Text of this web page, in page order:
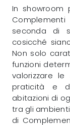
In showroom
seconda di
cosicché
Non solo
funzioni
valorizzare le
praticità e
abitazioni di
tra gli
di